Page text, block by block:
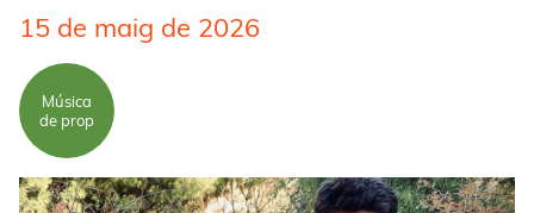
15 de maig de 2026
Música
de prop